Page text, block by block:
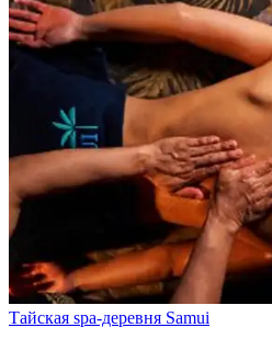
Тайская spa-деревня Samui